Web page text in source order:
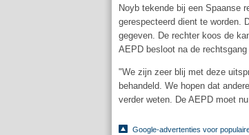
Noyb tekende bij een Spaanse
gerespecteerd dient te worden.
gegeven. De rechter koos de
AEPD besloot na de
"We zijn zeer blij met deze
behandeld. We hopen dat
verder weten. De AEPD moet
Google-advertenties voor